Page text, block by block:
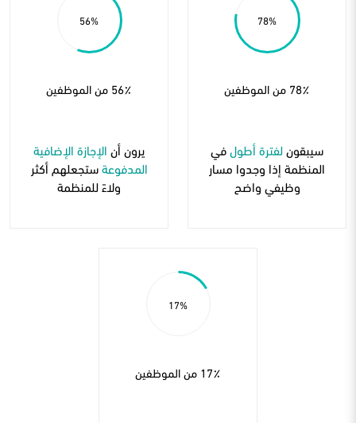
78
78٪ من الموظفين
سيبقونلفترة أطولفي
المنظمة إذا وجدوا مسار
وظيفي واضح
56
56٪ من الموظفين
يرون أن الإجازة الإضافية
المدفوعةستجعلهم أكثر
ولاءً للمنظمة
17
17٪ من الموظفين